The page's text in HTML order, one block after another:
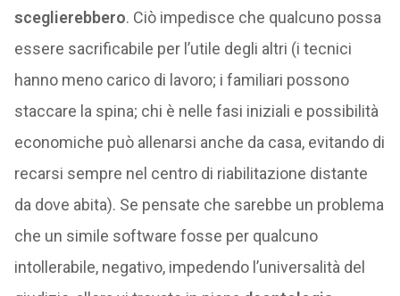
sceglierebbero. Ciò impedisce che qualcuno possa
essere sacrificabile per l’utile degli altri (i tecnici
hanno meno carico di lavoro; i familiari possono
staccare la spina; chi è nelle fasi iniziali e possibilità
economiche può allenarsi anche da casa, evitando di
recarsi sempre nel centro di riabilitazione distante
da dove abita). Se pensate che sarebbe un problema
che un simile software fosse per qualcuno
intollerabile, negativo, impedendo l’universalità del